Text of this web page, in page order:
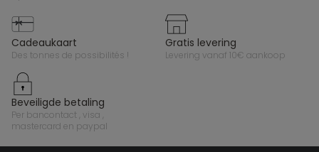
cadeaukaart
des tonnes de possibilités !
gratis levering
levering vanaf 10€ aankoop
beveiligde betaling
per bancontact , visa ,
mastercard en paypal